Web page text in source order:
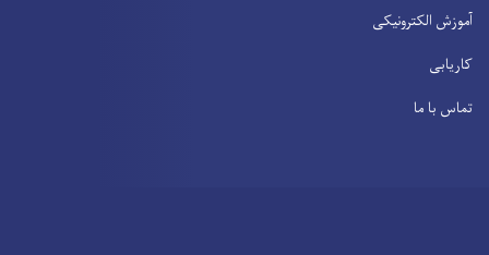
آموزش الکترونیکی
کاریابی
تماس با ما